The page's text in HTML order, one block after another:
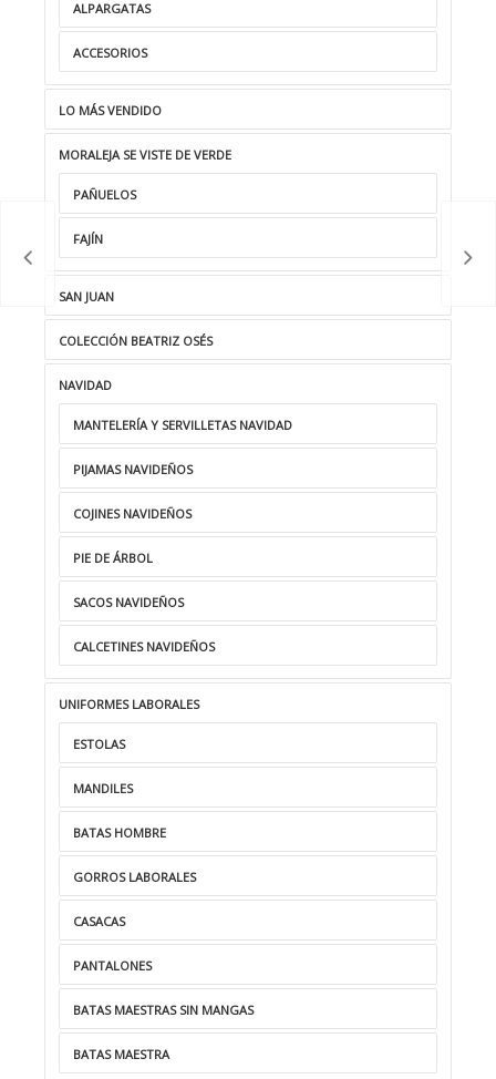
ALPARGATAS
ACCESORIOS
LO MÁS VENDIDO
MORALEJA SE VISTE DE VERDE
PAÑUELOS
FAJÍN
SAN JUAN
COLECCIÓN BEATRIZ OSÉS
NAVIDAD
MANTELERÍA Y SERVILLETAS NAVIDAD
PIJAMAS NAVIDEÑOS
COJINES NAVIDEÑOS
PIE DE ÁRBOL
SACOS NAVIDEÑOS
CALCETINES NAVIDEÑOS
UNIFORMES LABORALES
ESTOLAS
MANDILES
BATAS HOMBRE
GORROS LABORALES
CASACAS
PANTALONES
BATAS MAESTRAS SIN MANGAS
BATAS MAESTRA